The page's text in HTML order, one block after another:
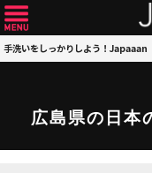
手洗いをしっかりしよう！Japaaan
広島県の日本